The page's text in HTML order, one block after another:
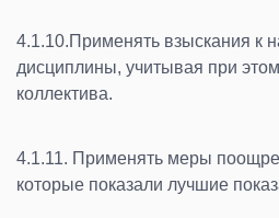
4.1.10.Применять взыскания к
дисциплины, учитывая при
коллектива.
4.1.11. Применять меры
которые показали лучшие